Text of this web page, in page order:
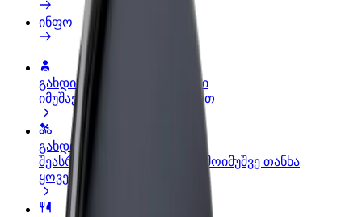
ინფო
გახდი პარტნიორი მძღოლი
იმუშავე საკუთარი გრაფიკით
გახდი კურიერი
შეასრულე შეკვეთები და გამოიმუშვე თანხა
ყოველკვირეულად